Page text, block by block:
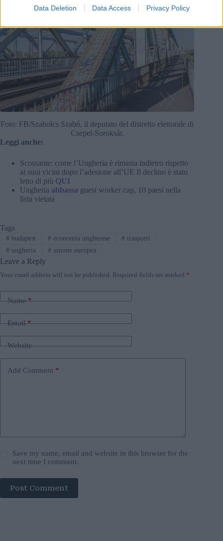
Data Deletion Data Access Privacy Policy
Foto: FB/Szabolcs Szabó, il deputato del distretto elettorale di
Csepel-Soroksár.
Leggi anche:
Scossante: come l’Ungheria è rimasta indietro rispetto
ai suoi vicini dopo l’adesione all’UE Il declino è stato
letto di più QUI
Ungheria abbassa guest worker cap, 10 paesi nella
lista vietata
Tags
#budapest #economia ungherese # trasporti
#ungheria #unione europea
Leave a Reply
Your email address will not be published. Required fields are marked *
Name*
Email*
Website
Add Comment *
Save my name, email and website in this browser for the
next time I comment.
Post Comment